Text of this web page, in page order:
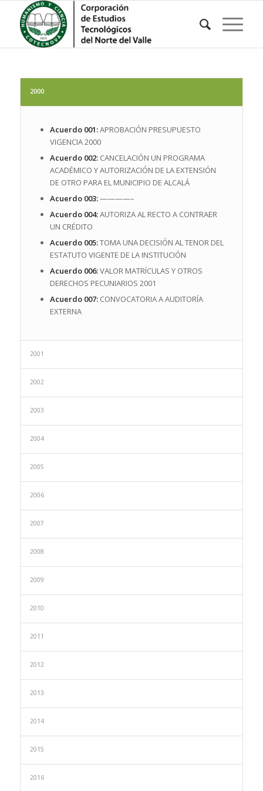
2000
Acuerdo 001:APROBACIÓN PRESUPUESTO
VIGENCIA 2000
Acuerdo 002:CANCELACIÓN UN PROGRAMA
ACADÉMICO Y AUTORIZACIÓN DE LA EXTENSIÓN
DE OTRO PARA EL MUNICIPIO DE ALCALÁ
Acuerdo 003:————–
Acuerdo 004:AUTORIZA AL RECTO A CONTRAER
UN CRÉDITO
Acuerdo 005:TOMA UNA DECISIÓN AL TENOR DEL
ESTATUTO VIGENTE DE LA INSTITUCIÓN
Acuerdo 006:VALOR MATRÍCULAS Y OTROS
DERECHOS PECUNIARIOS 2001
Acuerdo 007: CONVOCATORIA A AUDITORÍA
EXTERNA
2001
2002
2003
2004
2005
2006
2007
2008
2009
2010
2011
2012
2013
2014
2015
2016